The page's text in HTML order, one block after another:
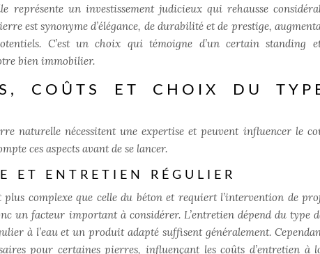
un investissement judicieux qui rehausse
est synonyme d’élégance, de durabilité et de prestige,
C’est un choix qui témoigne d’un certain standing
bien immobilier.
COÛTS ET CHOIX DU
naturelle nécessitent une expertise et peuvent influencer le
ces aspects avant de se lancer.
ET ENTRETIEN RÉGULIER
complexe que celle du béton et requiert l’intervention de
un facteur important à considérer. L’entretien dépend du type
à l’eau et un produit adapté suffisent généralement.
pour certaines pierres, influençant les coûts d’entretien à